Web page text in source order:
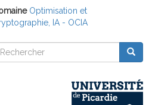
Optimisation et
IA - OCIA